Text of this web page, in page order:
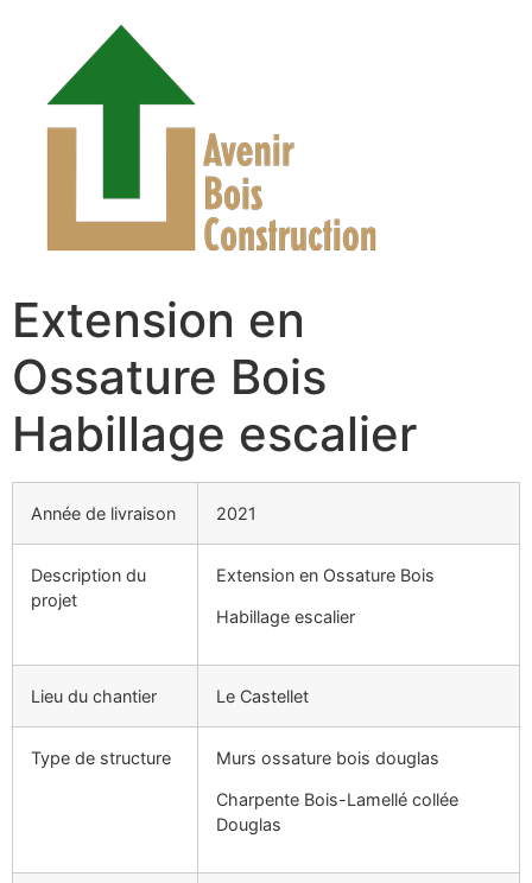
Extension en
Ossature Bois
Habillage escalier
Année de livraison 2021
Description du
projet
Extension en Ossature Bois
Habillage escalier
Lieu du chantier Le Castellet
Type de structure Murs ossature bois douglas
Charpente Bois-Lamellé collée
Douglas